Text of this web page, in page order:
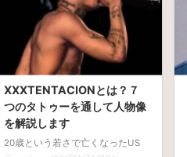
XXXTENTACIONとは？７
つのタトゥーを通して人物像
を解説します
20歳という若さで亡くなったUS